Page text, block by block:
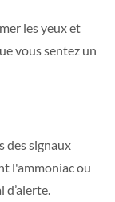
les yeux et
vous sentez un
des signaux
l'ammoniac ou